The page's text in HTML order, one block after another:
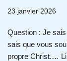
23 janvier 2026
Question : Je
sais que vous
propre Christ.…